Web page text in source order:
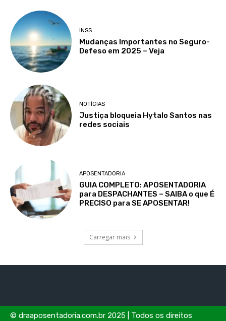
INSS
Mudanças Importantes no Seguro-
Defeso em 2025 – Veja
NOTÍCIAS
Justiça bloqueia Hytalo Santos nas
redes sociais
APOSENTADORIA
GUIA COMPLETO: APOSENTADORIA
para DESPACHANTES – SAIBA o que É
PRECISO para SE APOSENTAR!
Carregar mais
© draaposentadoria.com.br 2025 | Todos os direitos